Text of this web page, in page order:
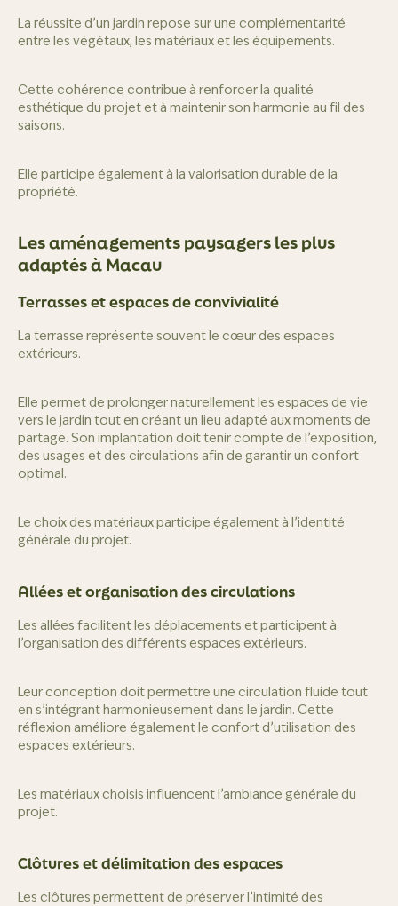
La réussite d’un jardin repose sur une complémentarité
entre les végétaux, les matériaux et les équipements.
Cette cohérence contribue à renforcer la qualité
esthétique du projet et à maintenir son harmonie au fil des
saisons.
Elle participe également à la valorisation durable de la
propriété.
Les aménagements paysagers les plus
adaptés à Macau
Terrasses et espaces de convivialité
La terrasse représente souvent le cœur des espaces
extérieurs.
Elle permet de prolonger naturellement les espaces de vie
vers le jardin tout en créant un lieu adapté aux moments de
partage. Son implantation doit tenir compte de l’exposition,
des usages et des circulations afin de garantir un confort
optimal.
Le choix des matériaux participe également à l’identité
générale du projet.
Allées et organisation des circulations
Les allées facilitent les déplacements et participent à
l’organisation des différents espaces extérieurs.
Leur conception doit permettre une circulation fluide tout
en s’intégrant harmonieusement dans le jardin. Cette
réflexion améliore également le confort d’utilisation des
espaces extérieurs.
Les matériaux choisis influencent l’ambiance générale du
projet.
Clôtures et délimitation des espaces
Les clôtures permettent de préserver l’intimité des